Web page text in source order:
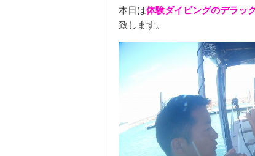
本日は体験ダイビングのデラッ
致します。